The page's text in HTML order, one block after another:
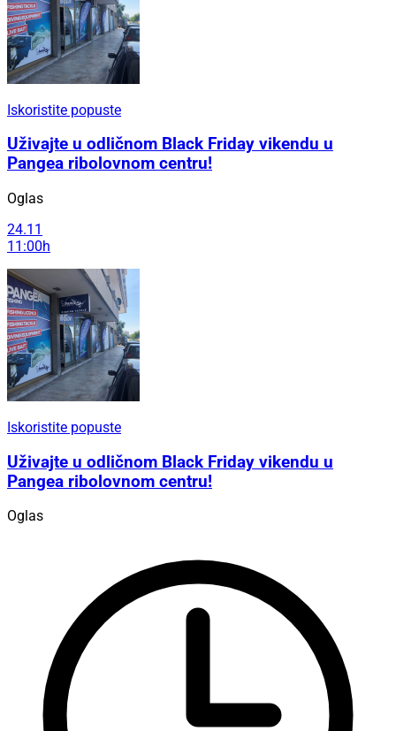
Iskoristite popuste
Uživajte u odličnom Black Friday vikendu u
Pangea ribolovnom centru!
Oglas
24.11
11:00h
Iskoristite popuste
Uživajte u odličnom Black Friday vikendu u
Pangea ribolovnom centru!
Oglas